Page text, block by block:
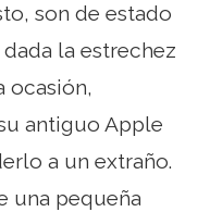
son de estado
dada la estrechez
ocasión,
antiguo Apple
a un extraño.
una pequeña